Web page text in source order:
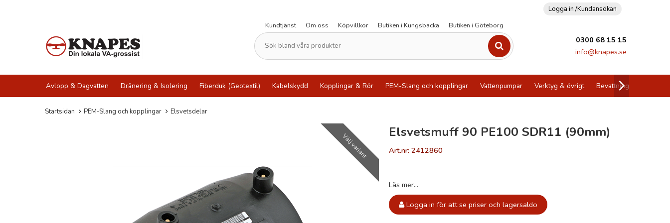
Logga in /Kundansökan
Kundtjänst
Om oss Köpvillkor Butiken i Kungsbacka Butiken i Göteborg
0300 68 15 15
info@knapes.se
Avlopp & Dagvatten Dränering & Isolering Fiberduk (Geotextil) Kabelskydd Kopplingar & Rör PEM-Slang och kopplingar Vattenpumpar Verktyg & övrigt Bevattning
Startsidan PEM-Slang och kopplingar Elsvetsdelar
Välj variant
Elsvetsmuff 90 PE100 SDR11 (90mm)
Art.nr: 2412860
Läs mer...
Logga in för att se priser och lagersaldo